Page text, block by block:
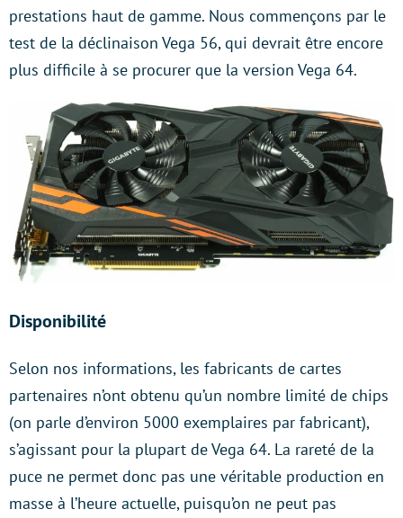
prestations haut de gamme. Nous commençons par le
test de la déclinaison Vega 56, qui devrait être encore
plus difficile à se procurer que la version Vega 64.
Disponibilité
Selon nos informations, les fabricants de cartes
partenaires n’ont obtenu qu’un nombre limité de chips
(on parle d’environ 5000 exemplaires par fabricant),
s’agissant pour la plupart de Vega 64. La rareté de la
puce ne permet donc pas une véritable production en
masse à l’heure actuelle, puisqu’on ne peut pas